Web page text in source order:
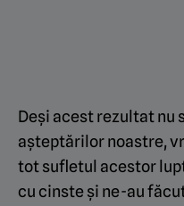
Deși acest rezultat nu
așteptărilor noastre,
tot sufletul acestor
cu cinste și ne-au